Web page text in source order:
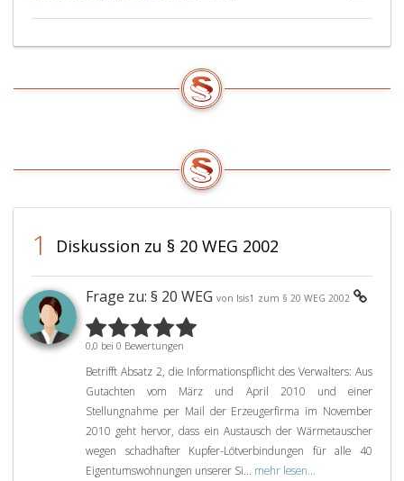
1 Diskussion zu § 20 WEG 2002
Frage zu: § 20 WEG von Isis1 zum § 20 WEG 2002
0,0 bei 0 Bewertungen
Betrifft Absatz 2, die Informationspflicht des Verwalters: Aus
Gutachten vom März und April 2010 und einer
Stellungnahme per Mail der Erzeugerfirma im November
2010 geht hervor, dass ein Austausch der Wärmetauscher
wegen schadhafter Kupfer-Lötverbindungen für alle 40
Eigentumswohnungen unserer Si... mehr lesen...